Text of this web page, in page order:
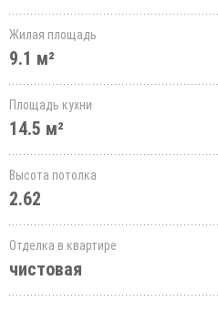
Жилая площадь
9.1 м²
Площадь кухни
14.5 м²
Высота потолка
2.62
Отделка в квартире
чистовая